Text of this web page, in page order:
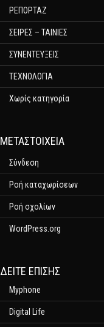
ΡΕΠΟΡΤΑΖ
ΣΕΙΡΕΣ – ΤΑΙΝΙΕΣ
ΣΥΝΕΝΤΕΥΞΕΙΣ
ΤΕΧΝΟΛΟΓΙΑ
Χωρίς κατηγορία
ΜΕΤΑΣΤΟΙΧΕΊΑ
Σύνδεση
Ροή καταχωρίσεων
Ροή σχολίων
WordPress.org
ΔΕΊΤΕ ΕΠΊΣΗΣ
Myphone
Digital Life